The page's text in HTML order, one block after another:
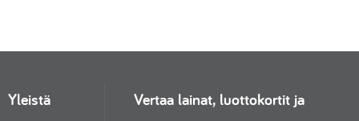
Yleistä
Vertaa lainat, luottokortit ja